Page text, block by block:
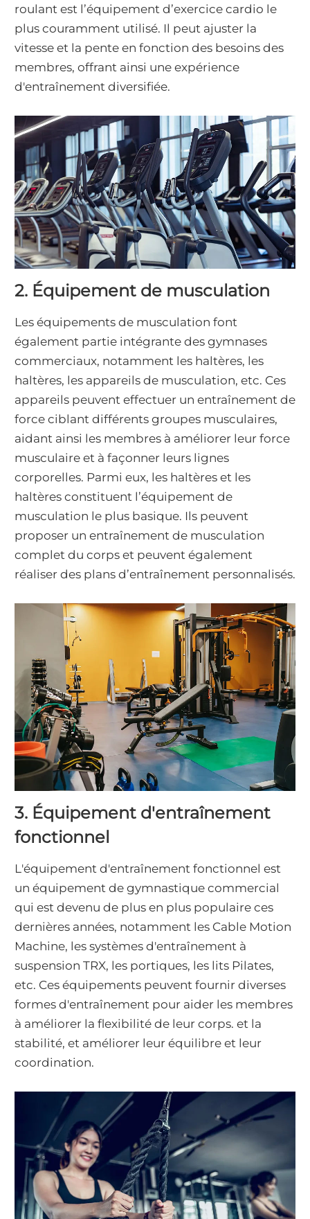
roulant est l’équipement d’exercice cardio le
plus couramment utilisé. Il peut ajuster la
vitesse et la pente en fonction des besoins des
membres, offrant ainsi une expérience
d'entraînement diversifiée.
2. Équipement de musculation
Les équipements de musculation font
également partie intégrante des gymnases
commerciaux, notamment les haltères, les
haltères, les appareils de musculation, etc. Ces
appareils peuvent effectuer un entraînement de
force ciblant différents groupes musculaires,
aidant ainsi les membres à améliorer leur force
musculaire et à façonner leurs lignes
corporelles. Parmi eux, les haltères et les
haltères constituent l’équipement de
musculation le plus basique. Ils peuvent
proposer un entraînement de musculation
complet du corps et peuvent également
réaliser des plans d’entraînement personnalisés.
3. Équipement d'entraînement
fonctionnel
L'équipement d'entraînement fonctionnel est
un équipement de gymnastique commercial
qui est devenu de plus en plus populaire ces
dernières années, notamment les Cable Motion
Machine, les systèmes d'entraînement à
suspension TRX, les portiques, les lits Pilates,
etc. Ces équipements peuvent fournir diverses
formes d'entraînement pour aider les membres
à améliorer la flexibilité de leur corps. et la
stabilité, et améliorer leur équilibre et leur
coordination.